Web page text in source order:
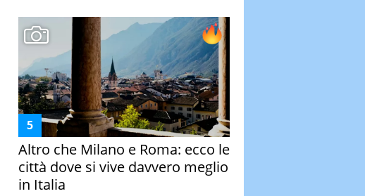
Altro che Milano e Roma: ecco le
città dove si vive davvero meglio
in Italia